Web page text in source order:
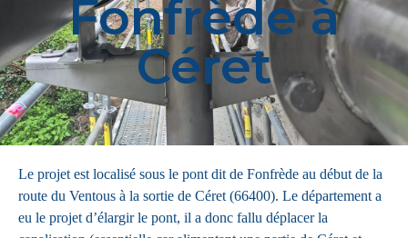
Fonfrède à
Céret
Le projet est localisé sous le pont dit de Fonfrède au début de la
route du Ventous à la sortie de Céret (66400). Le département a
eu le projet d’élargir le pont, il a donc fallu déplacer la